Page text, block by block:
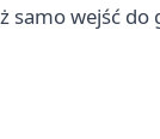
wejść do